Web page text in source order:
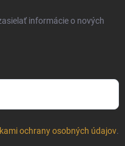
informácie o nových
ochrany osobných údajov.